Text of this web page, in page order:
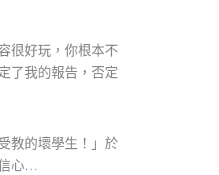
很好玩，你根本不
了我的報告，否定
教的壞學生！」於
心…